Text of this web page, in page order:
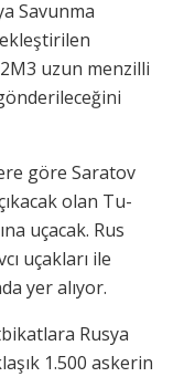
Savunma
uzun menzilli
göre Saratov
olan Tu-
uçacak. Rus
uçakları ile
yer alıyor.
Rusya
1.500 askerin